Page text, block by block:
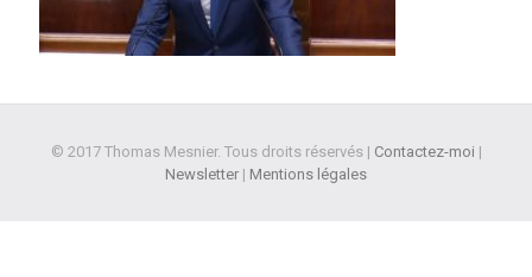
© 2017 Thomas Mesnier. Tous droits réservés | Contactez-moi |
Newsletter | Mentions légales